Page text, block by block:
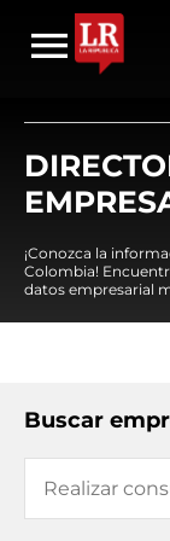
¡Conozca la
Colombia!
datos empresarial
Buscar